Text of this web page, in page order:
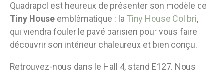
Quadrapol est heureux de présenter son modèle de
Tiny House emblématique : la Tiny House Colibri,
qui viendra fouler le pavé parisien pour vous faire
découvrir son intérieur chaleureux et bien conçu.
Retrouvez-nous dans le Hall 4, stand E127. Nous